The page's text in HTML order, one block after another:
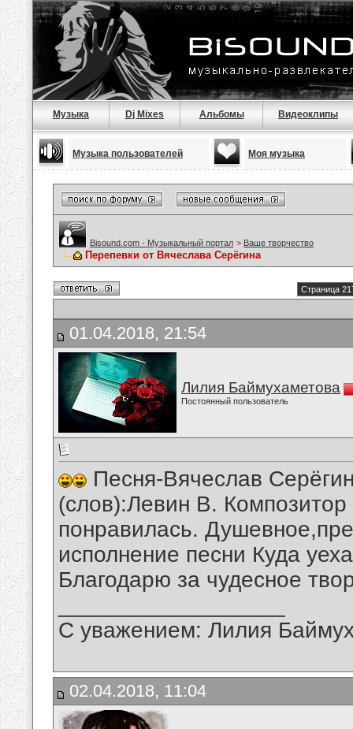
Музыка Dj Mixes Альбомы Видеоклипы
Музыка пользователей Моя музыка
Bisound.com - Музыкальный портал > Ваше творчество
Перепевки от Вячеслава Серёгина
Страница
01.04.2018, 21:54
Лилия Баймухаметова
Постоянный пользователь
Песня-Вячеслав
(слов):Левин В.
понравилась.
исполнение песни Куда
Благодарю за чудесное
С уважением: Лилия
02.04.2018, 11:04